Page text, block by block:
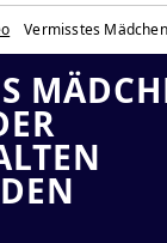
Vermisstes